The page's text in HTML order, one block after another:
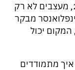
הגבוה ביותר בישראל נכון למרץ 2025, מעצבים לא רק
מבקר
יכול
מתמודדים